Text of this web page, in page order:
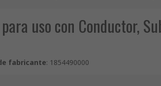
uso con Conductor,
fabricante: 1854490000